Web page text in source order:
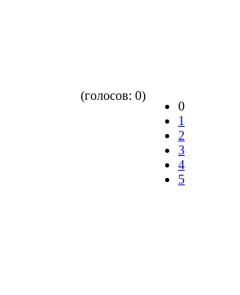
0
1
2
3
4
5
(голосов: 0)